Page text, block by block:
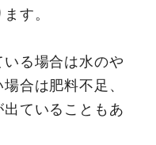
す。
る場合は水のや
合は肥料不足、
ていることもあ